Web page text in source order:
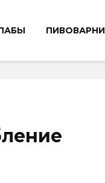
ПИВОВАРНИ